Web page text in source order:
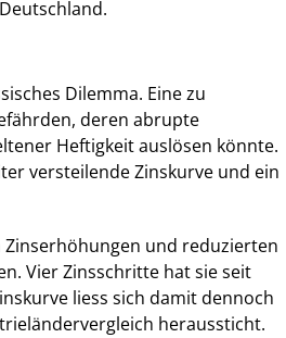
Dilemma. Eine zu
deren abrupte
Heftigkeit auslösen könnte.
versteilende Zinskurve und ein
und reduzierten
Vier Zinsschritte hat sie seit
liess sich damit dennoch
heraussticht.